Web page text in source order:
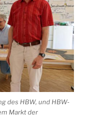
des HBW, und HBW-
Markt der